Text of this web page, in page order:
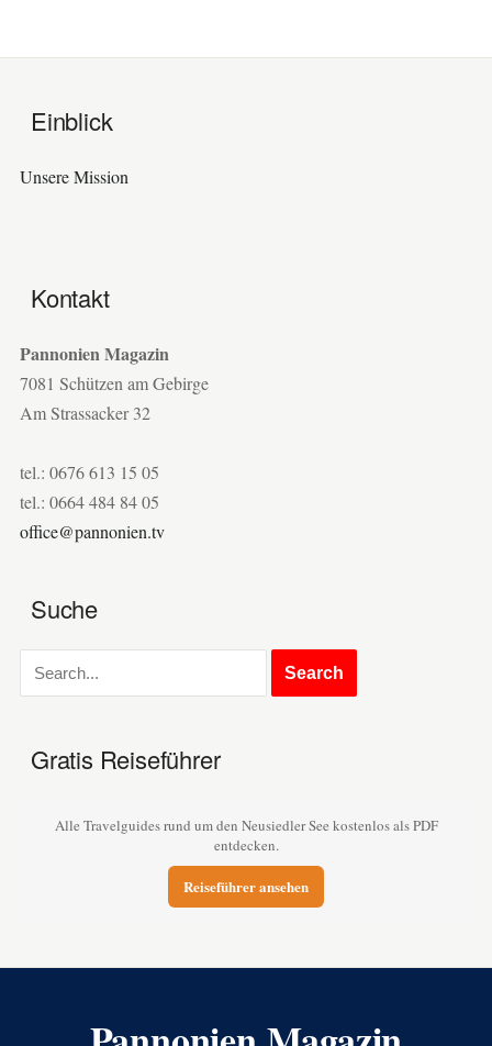
Einblick
Unsere Mission
Kontakt
Pannonien Magazin
7081 Schützen am Gebirge
Am Strassacker 32
tel.: 0676 613 15 05
tel.: 0664 484 84 05
office@pannonien.tv
Suche
Gratis Reiseführer
Alle Travelguides rund um den Neusiedler See kostenlos als PDF
entdecken.
Reiseführer ansehen